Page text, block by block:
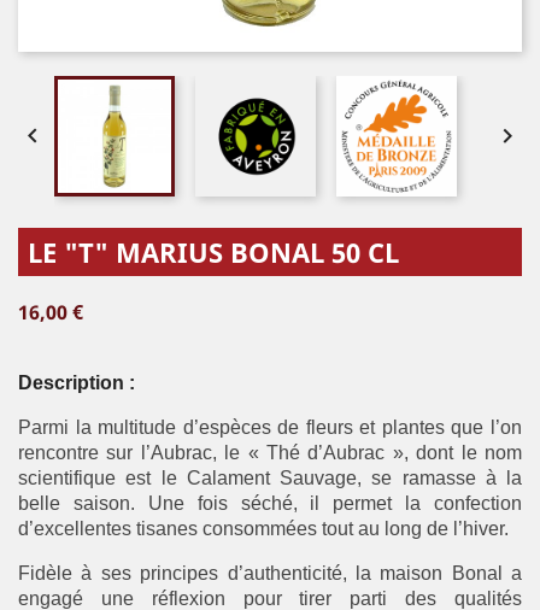
 
LE "T" MARIUS BONAL 50 CL
16,00 €
Description :
Parmi la multitude d’espèces de fleurs et plantes que l’on
rencontre sur l’Aubrac, le « Thé d’Aubrac », dont le nom
scientifique est le Calament Sauvage, se ramasse à la
belle saison. Une fois séché, il permet la confection
d’excellentes tisanes consommées tout au long de l’hiver.
Fidèle à ses principes d’authenticité, la maison Bonal a
engagé une réflexion pour tirer parti des qualités